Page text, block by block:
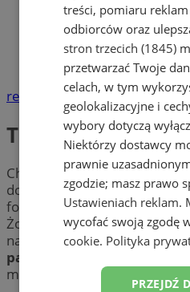
Katalog firm
Telekomunikacja,
Elektronika
Telewizje kablowe i
reklama
Telewizje
Chcesz założyć kablówkę?
dostępnych programów? Nie
formalności? Sprawdź
Żorach i poznaj ich
najlepszą dla siebie ofertę,
pakietów kanałów
mieście Żory.
treści, pomiaru
odbiorców oraz
stron trzecich (1845)
przetwarzać Twoje
celach, w tym
geolokalizacyjne i
wybory dotyczą
Niektórzy dostawcy
prawnie
zgodzie; masz prawo
Ustawieniach reklam.
wycofać swoją zgodę
cookie. Polityka
PRZEJDŹ